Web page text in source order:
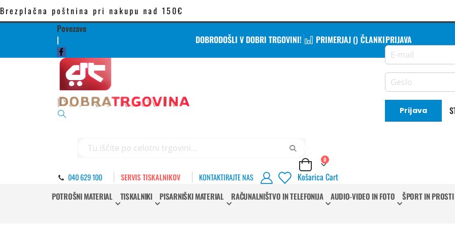
Brezplačna poštnina pri nakupu nad 150€
Povezave
DOBRODOŠLI V DOBRI TRGOVINI!
PRIMERJAJ () ČLANKIPRIJAVA
Prijava
|
040 629 100 SERVIS TISKALNIKOV KONTAKTIRAJTE NAS
Cart
0izdelki
Košarica Cart
POTROŠNI MATERIAL TISKALNIKI PISARNIŠKI MATERIAL RAČUNALNIŠTVO IN TELEFONIJA AUDIO-VIDEO IN FOTO ŠPORT IN